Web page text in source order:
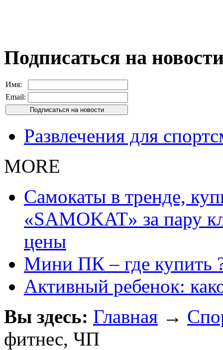
Подписаться на
Имя:
Email:
Развлечения для
MORE
Самокаты в тренде,
«SAMOKAT» за пару
цены
Мини ПК – где купить
Активный ребенок:
Вы здесь: Главная →
фитнес, ЧП